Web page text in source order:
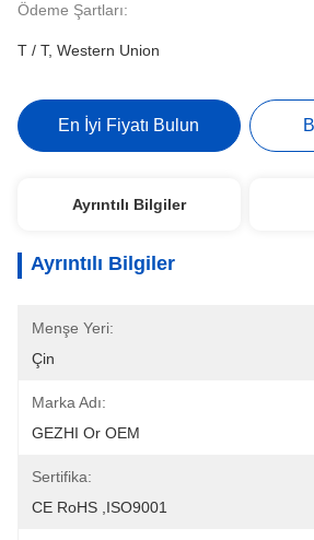
Ödeme Şartları:
T / T, Western Union
En İyi Fiyatı Bulun
Ayrıntılı Bilgiler
Ayrıntılı Bilgiler
Menşe Yeri:
Çin
Marka Adı:
GEZHI Or OEM
Sertifika:
CE RoHS ,ISO9001